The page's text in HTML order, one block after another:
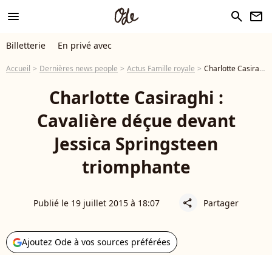
menu search newsletter
Billetterie En privé avec
Accueil Dernières news people Actus Famille royale Charlotte Casiraghi : Cavalière déçue devant Jessica Springsteen triomphante
Charlotte Casiraghi :
Cavalière déçue devant
Jessica Springsteen
triomphante
Publié le 19 juillet 2015 à 18:07 share Partager
Ajoutez Ode à vos sources préférées